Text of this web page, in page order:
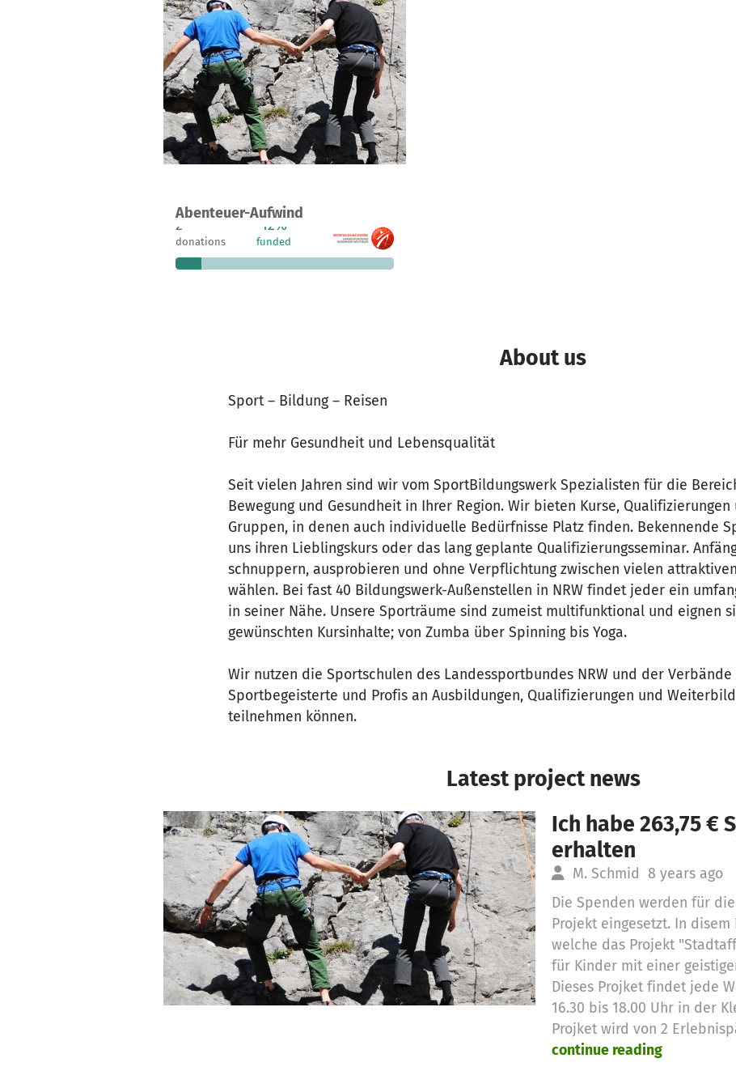
Abenteuer-Aufwind
A project in Bottrop, Germany
2
donations
12%
funded
€1,830
still needed
About us
Sport – Bildung – Reisen
Für mehr Gesundheit und Lebensqualität
Seit vielen Jahren sind wir vom SportBildungswerk Spezialisten für die
Bewegung und Gesundheit in Ihrer Region. Wir bieten Kurse, Qualifizierungen
Gruppen, in denen auch individuelle Bedürfnisse Platz finden. Bekennende
uns ihren Lieblingskurs oder das lang geplante Qualifizierungsseminar.
schnuppern, ausprobieren und ohne Verpflichtung zwischen vielen
wählen. Bei fast 40 Bildungswerk-Außenstellen in NRW findet jeder ein
in seiner Nähe. Unsere Sporträume sind zumeist multifunktional und eignen
gewünschten Kursinhalte; von Zumba über Spinning bis Yoga.
Wir nutzen die Sportschulen des Landessportbundes NRW und der
Sportbegeisterte und Profis an Ausbildungen, Qualifizierungen und
teilnehmen können.
Latest project news
Ich habe 263,75 €
erhalten
M. Schmid 8 years ago
Die Spenden werden für
Projekt eingesetzt. In
welche das Projekt
für Kinder mit einer
Dieses Projket findet jede
16.30 bis 18.00 Uhr in der
Projket wird von 2
continue reading